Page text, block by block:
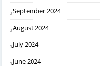
September 2024
August 2024
July 2024
June 2024